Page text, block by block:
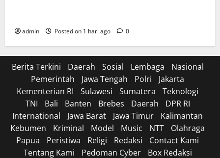
admin Posted on 1 hari ago 0
Berita Terkini Daerah Sosial Lembaga
Nasional
Pemerintah
Jawa Tengah Polri
Jakarta
Kementerian RI
Sulawesi Sumatera
Teknologi
TNI
Bali Banten Brebes Daerah
DPR RI
International
Jawa Barat Jawa Timur
Kalimantan
Kebumen
Kriminal Model Music NTT
Olahraga
Papua
Peristiwa Religi Redaksi
Contact Kami
Tentang Kami
Pedoman Cyber Box Redaksi